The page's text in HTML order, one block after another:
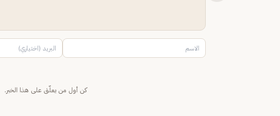
كن أول من يعلّق على هذا الخبر.